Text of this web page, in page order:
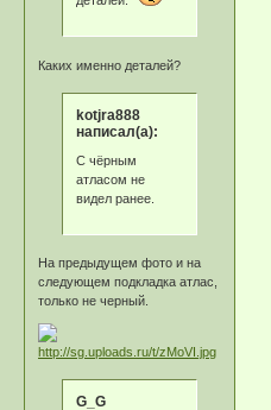
Каких именно деталей?
kotjra888
написал(а):
С чёрным
атласом не
видел ранее.
На предыдущем фото и на
следующем подкладка атлас,
только не черный.
G_G